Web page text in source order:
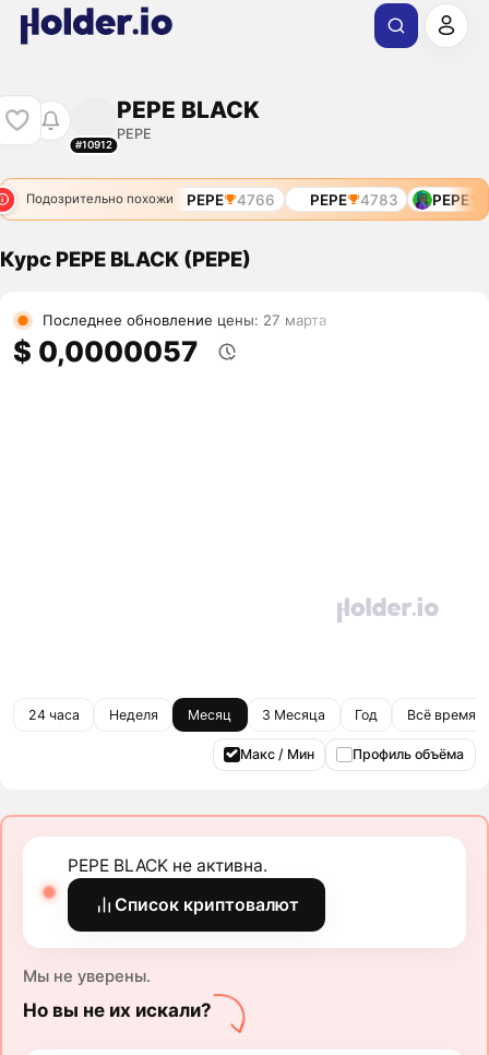
#10912
PEPE BLACK
PEPE
Подозрительно похожи
PEPE 4168 PEPE 4766 PEPE 4783 PEPE
Курс PEPE BLACK (PEPE)
Последнее обновление цены: 27 марта
$ 0,0000057
24 часа Неделя Месяц 3 Месяца Год Всё время
Макс / Мин Профиль объёма
PEPE BLACK не активна.
Список криптовалют
Мы не уверены.
Но вы не их искали?